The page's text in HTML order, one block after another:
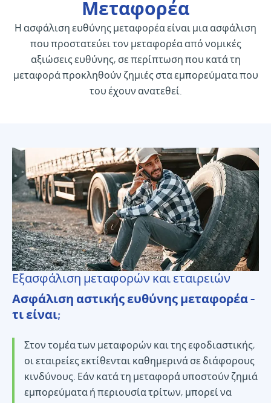
Μεταφορέα
Η ασφάλιση ευθύνης μεταφορέα είναι μια ασφάλιση
που προστατεύει τον μεταφορέα από νομικές
αξιώσεις ευθύνης, σε περίπτωση που κατά τη
μεταφορά προκληθούν ζημιές στα εμπορεύματα που
του έχουν ανατεθεί.
Εξασφάλιση μεταφορών και εταιρειών
Ασφάλιση αστικής ευθύνης μεταφορέα -
τι είναι;
Στον τομέα των μεταφορών και της εφοδιαστικής,
οι εταιρείες εκτίθενται καθημερινά σε διάφορους
κινδύνους. Εάν κατά τη μεταφορά υποστούν ζημιά
εμπορεύματα ή περιουσία τρίτων, μπορεί να